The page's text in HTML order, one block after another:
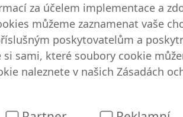
To znamená, že alarm-
Takže můžete s čistým
můžete ušetřit na alarm-laden:
za účelem implementace a
můžeme zaznamenat vaše
poskytovatelům a
sami, které soubory cookie
naleznete v našich Zásadách